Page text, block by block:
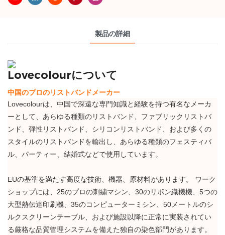
製品の詳細
Lovecolourについて
中国のプロのリストバンドメーカー
Lovecolourは、中国で深遠な専門知識と経験を持つ有名なメーカ
ーとして、あらゆる種類のリストバンド、ファブリックリストバ
ンド、弾性リストバンド、シリコンリストバンド、および多くの
スタイルのリストバンドを輸出し、あらゆる種類のフェスティバ
ル、パーティー、結婚式などで使用しています。
EUの基準を満たす高度な技術、機器、原材料があります。 ワーク
ショップには、25のプロの刺繍マシン、30のリボン織機機、5つの
大型熱伝達印刷機、35のコンピューターミシン、50メートルのシ
ルクスクリーンテーブル、および施設以降に正常に実装されてい
る厳格な品質管理システムを備えた独自の染色部門があります。